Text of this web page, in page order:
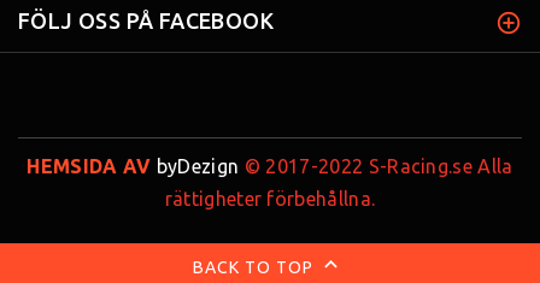
FÖLJ OSS PÅ FACEBOOK
HEMSIDA AV byDezign © 2017-2022 S-Racing.se Alla
rättigheter förbehållna.
BACK TO TOP